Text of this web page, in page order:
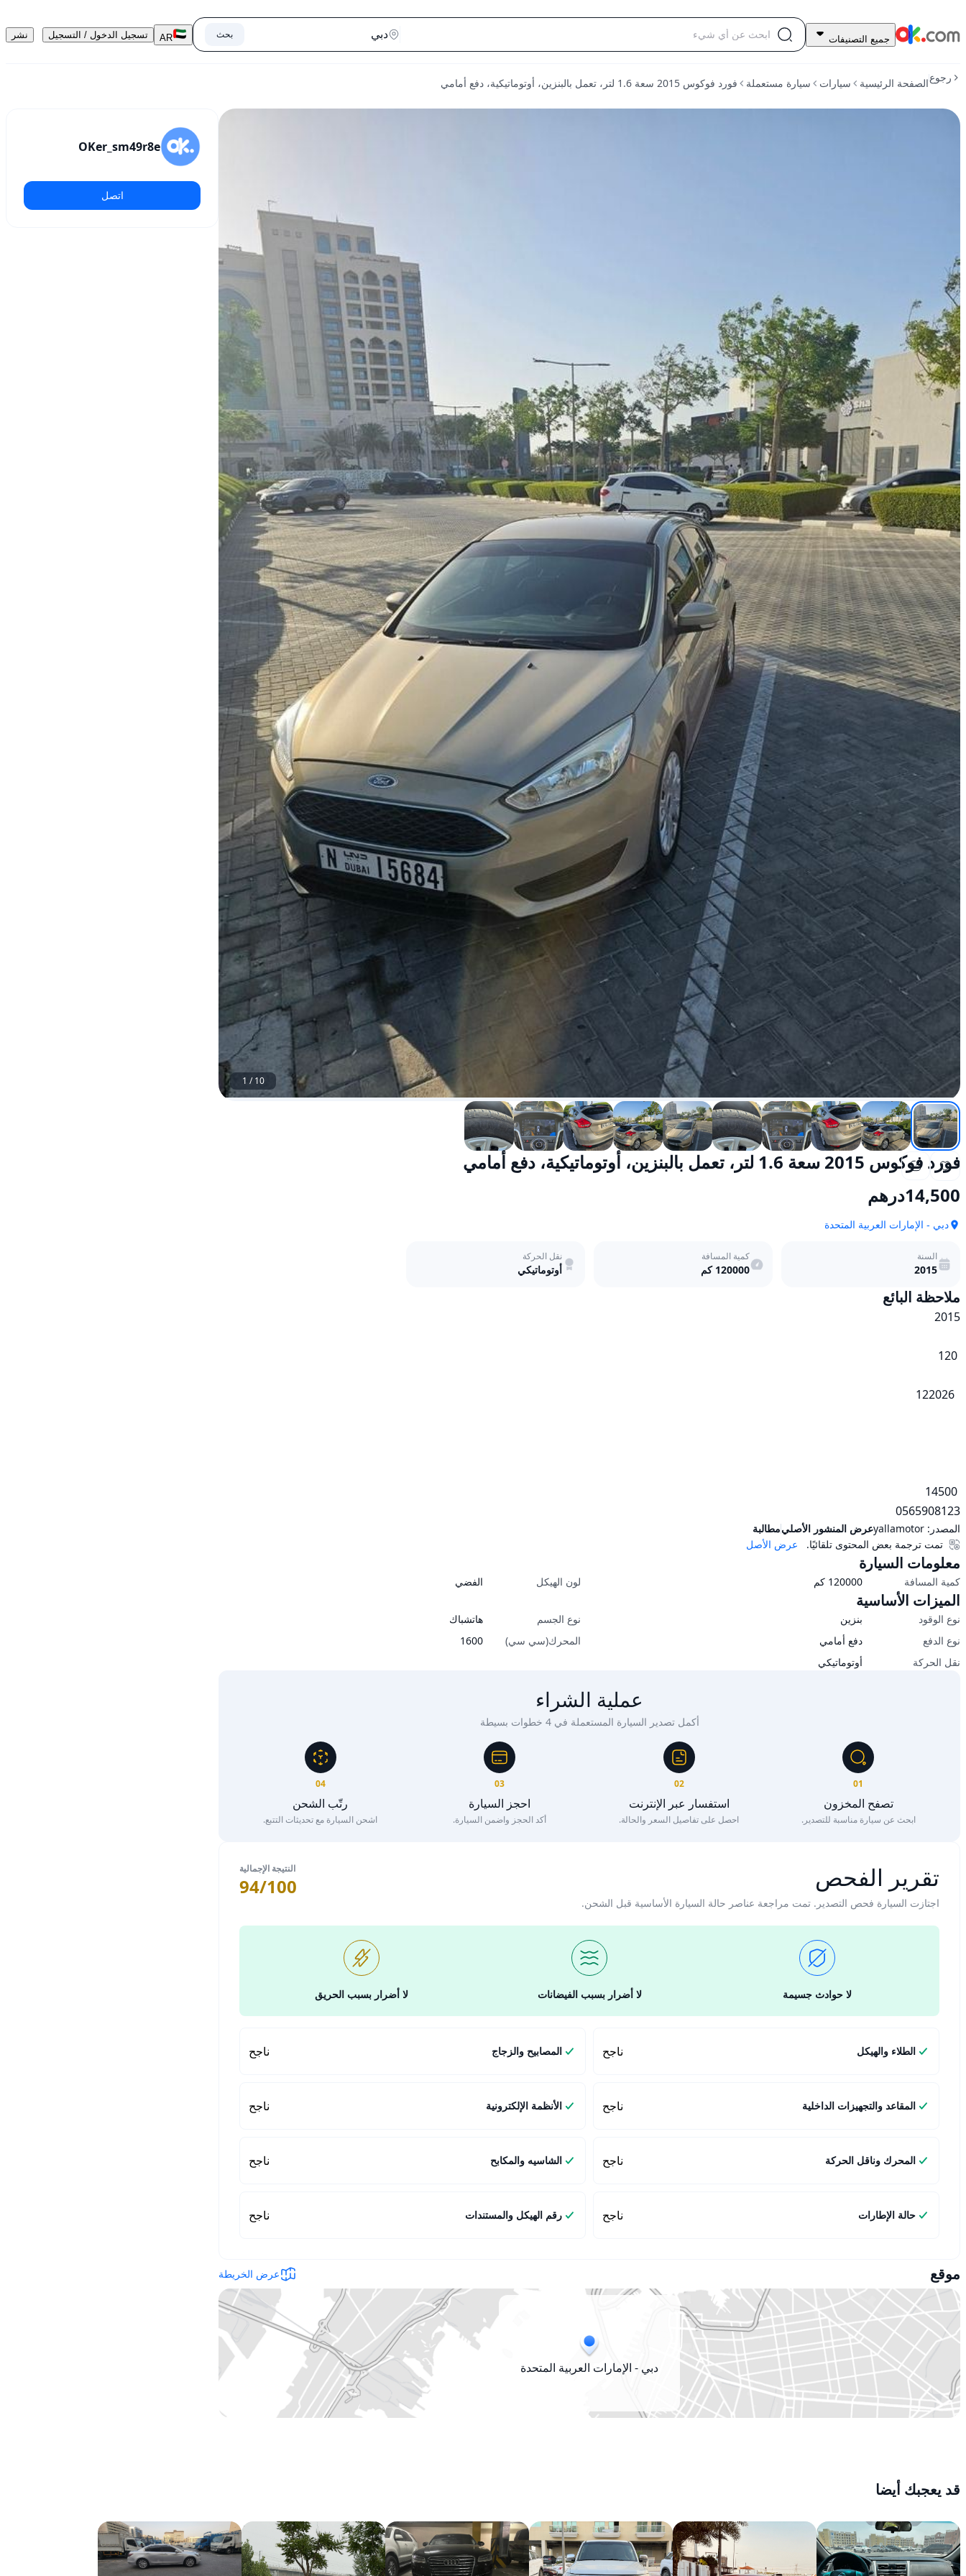
14,500
فورد
2015
سعة
جميع التصنيفات بحث AR تسجيل الدخول / التسجيل نشر
رجوعالصفحة الرئيسية سيارات سيارة مستعملة فورد فوكوس 2015 سعة 1.6 لتر، تعمل بالبنزين، أوتوماتيكية، دفع أمامي
1 /10
فورد فوكوس 2015 سعة 1.6 لتر، تعمل بالبنزين، أوتوماتيكية، دفع أمامي
14,500درهم
دبي - الإمارات العربية المتحدة
السنة
2015
كمية المسافة
120000 كم
نقل الحركة
أوتوماتيكي
ملاحظة البائع
0565908123
المصدر: yallamotorعرض المنشور الأصليمطالبة
عرض الأصل
تمت ترجمة بعض المحتوى تلقائيًا.
معلومات السيارة
كمية المسافة 120000 كم لون الهيكل الفضي
الميزات الأساسية
نوع الوقود بنزين نوع الجسم
هاتشباك
نوع الدفع
دفع أمامي المحرك(سي سي)
1600
نقل الحركة
أوتوماتيكي
عملية الشراء
أكمل تصدير السيارة المستعملة في 4 خطوات بسيطة
01
تصفح المخزون
ابحث عن سيارة مناسبة للتصدير.
02
استفسار عبر الإنترنت
احصل على تفاصيل السعر والحالة.
03
احجز السيارة
أكد الحجز واضمن السيارة.
04
رتّب الشحن
اشحن السيارة مع تحديثات التتبع.
تقرير الفحص
اجتازت السيارة فحص التصدير. تمت مراجعة عناصر حالة السيارة الأساسية قبل الشحن.
النتيجة الإجمالية
94/100
لا حوادث جسيمة لا أضرار بسبب الفيضانات لا أضرار بسبب الحريق
الطلاء والهيكل ناجح المصابيح والزجاج ناجح
المقاعد والتجهيزات الداخلية ناجح الأنظمة الإلكترونية ناجح
المحرك وناقل الحركة ناجح الشاسيه والمكابح ناجح
حالة الإطارات ناجح رقم الهيكل والمستندات ناجح
موقع عرض الخريطة
دبي - الإمارات العربية المتحدة
OKer_sm49r8e
اتصل
قد يعجبك أيضا